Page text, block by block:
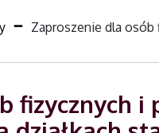
Zaproszenie dla
fizycznych